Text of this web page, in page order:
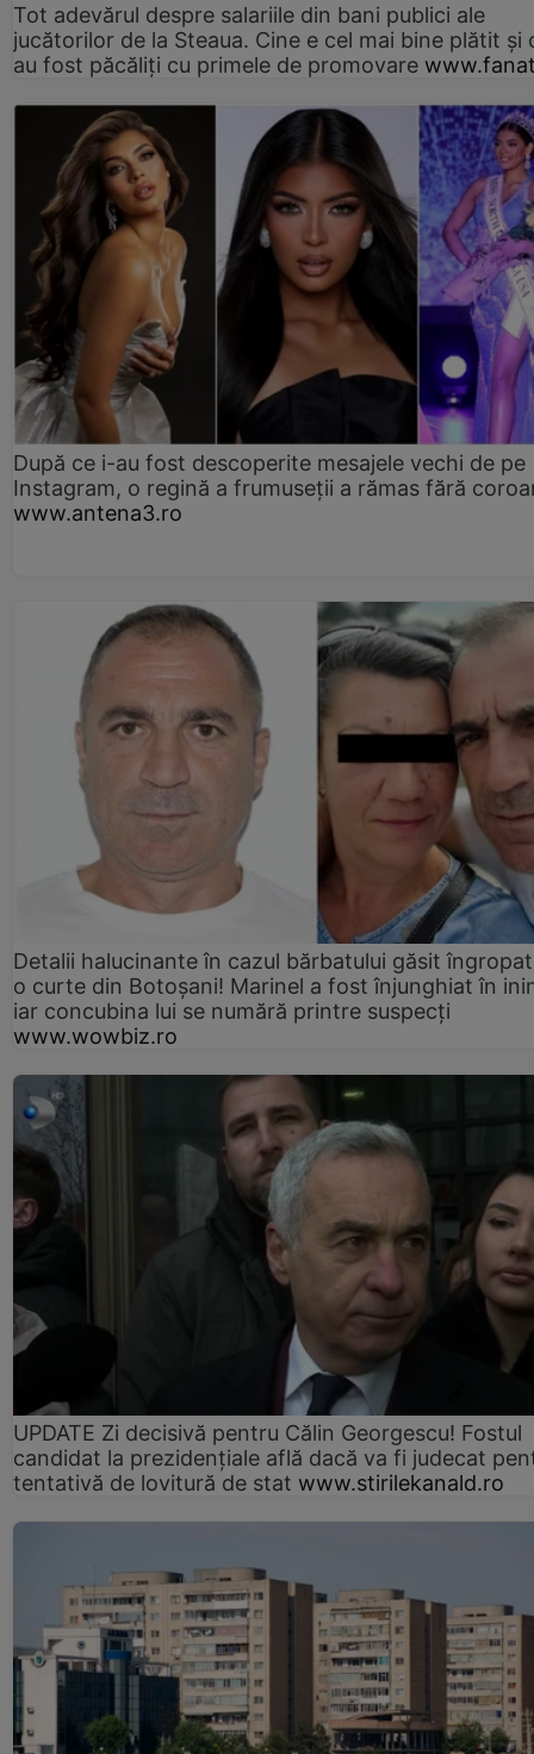
Tot adevărul despre salariile din bani publici ale
jucătorilor de la Steaua. Cine e cel mai bine plătit și
au fost păcăliți cu primele de promovare
După ce i-au fost descoperite mesajele vechi de pe
Instagram, o regină a frumuseții a rămas fără
www.antena3.ro
Detalii halucinante în cazul bărbatului găsit
o curte din Botoșani! Marinel a fost înjunghiat în
iar concubina lui se numără printre suspecți
www.wowbiz.ro
UPDATE Zi decisivă pentru Călin Georgescu! Fostul
candidat la prezidențiale află dacă va fi judecat
tentativă de lovitură de stat www.stirilekanald.ro